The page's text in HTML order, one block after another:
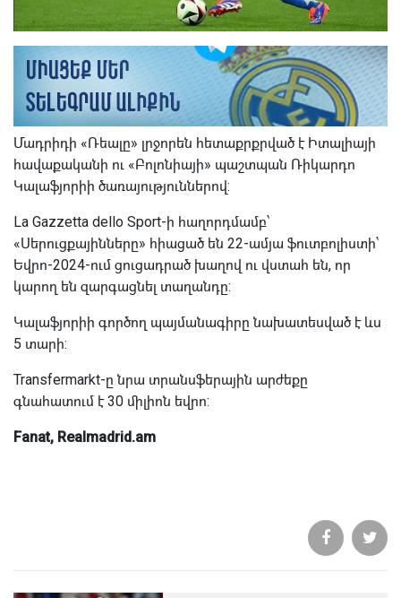
Մադրիդի «Ռեալը» լրջորեն հետաքրքրված է Իտալիայի
հավաքականի ու «Բոլոնիայի» պաշտպան Ռիկարդո
Կալաֆյորիի ծառայություններով:
La Gazzetta dello Sport-ի հաղորդմամբ՝
«Սերուցքայինները» հիացած են 22-ամյա ֆուտբոլիստի՝
Եվրո-2024-ում ցուցադրած խաղով ու վստահ են, որ
կարող են զարգացնել տաղանդը:
Կալաֆյորիի գործող պայմանագիրը նախատեսված է ևս
5 տարի:
Transfermarkt-ը նրա տրանսֆերային արժեքը
գնահատում է 30 միլիոն եվրո:
Fanat, Realmadrid.am